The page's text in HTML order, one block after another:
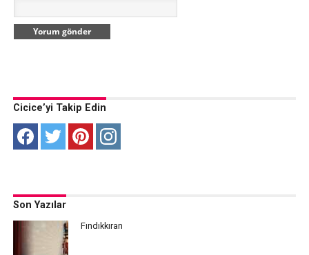
Cicice’yi Takip Edin
Son Yazılar
Fındıkkıran